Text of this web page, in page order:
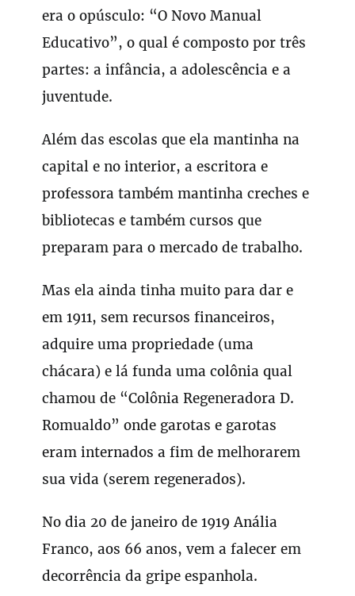
era o opúsculo: “O Novo Manual
Educativo”, o qual é composto por três
partes: a infância, a adolescência e a
juventude.
Além das escolas que ela mantinha na
capital e no interior, a escritora e
professora também mantinha creches e
bibliotecas e também cursos que
preparam para o mercado de trabalho.
Mas ela ainda tinha muito para dar e
em 1911, sem recursos financeiros,
adquire uma propriedade (uma
chácara) e lá funda uma colônia qual
chamou de “Colônia Regeneradora D.
Romualdo” onde garotas e garotas
eram internados a fim de melhorarem
sua vida (serem regenerados).
No dia 20 de janeiro de 1919 Anália
Franco, aos 66 anos, vem a falecer em
decorrência da gripe espanhola.